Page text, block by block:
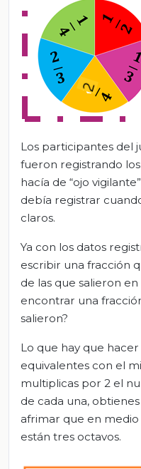
Los participantes del
fueron registrando
hacía de “ojo
debía registrar
claros.
Ya con los datos
escribir una fracción
de las que salieron
encontrar una
salieron?
Lo que hay que
equivalentes con el
multiplicas por 2 el
de cada una,
afrimar que en
están tres octavos.